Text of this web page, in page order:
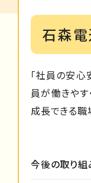
石森
「社員の安心
員が働きやす
成長できる職
今後の取り組